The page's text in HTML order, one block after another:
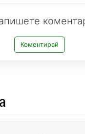
Коментирай